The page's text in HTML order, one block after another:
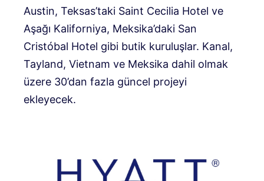
Austin, Teksas’taki Saint Cecilia Hotel ve
Aşağı Kaliforniya, Meksika’daki San
Cristóbal Hotel gibi butik kuruluşlar. Kanal,
Tayland, Vietnam ve Meksika dahil olmak
üzere 30’dan fazla güncel projeyi
ekleyecek.